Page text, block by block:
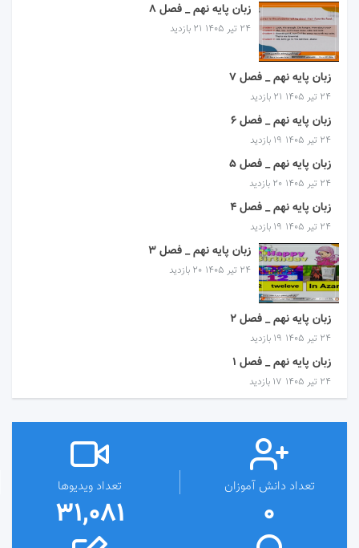
زبان پایه نهم _ فصل 8
۲۴ تیر ۱۴۰۵ 21 بازدید
زبان پایه نهم _ فصل 7
۲۴ تیر ۱۴۰۵ 21 بازدید
زبان پایه نهم _ فصل 6
۲۴ تیر ۱۴۰۵ 19 بازدید
زبان پایه نهم _ فصل 5
۲۴ تیر ۱۴۰۵ 20 بازدید
زبان پایه نهم _ فصل 4
۲۴ تیر ۱۴۰۵ 19 بازدید
زبان پایه نهم _ فصل 3
۲۴ تیر ۱۴۰۵ 20 بازدید
زبان پایه نهم _ فصل 2
۲۴ تیر ۱۴۰۵ 19 بازدید
زبان پایه نهم _ فصل 1
۲۴ تیر ۱۴۰۵ 17 بازدید
تعداد دانش آموزان
0
تعداد ویدیوها
31,081